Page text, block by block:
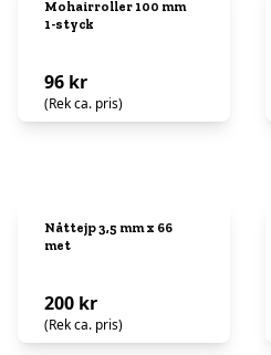
Mohairroller 100 mm
1-styck
96 kr
(Rek ca. pris)
Nåttejp 3,5 mm x 66
met
200 kr
(Rek ca. pris)